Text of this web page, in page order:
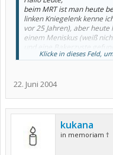
beim MRT ist man heute
linken Kniegelenk kenne
vor 25 Jahren), aber
einem Meniskus (weiß
und eine Bakerzyste
Bin vor 2 Wochen
Rheumadoc (gerade in
wohl zum Chirurgen
Habe heute im Internet
Menisken nicht, wenn
Klicke in dieses Feld,
22. Juni 2004
kukana
in memoriam †